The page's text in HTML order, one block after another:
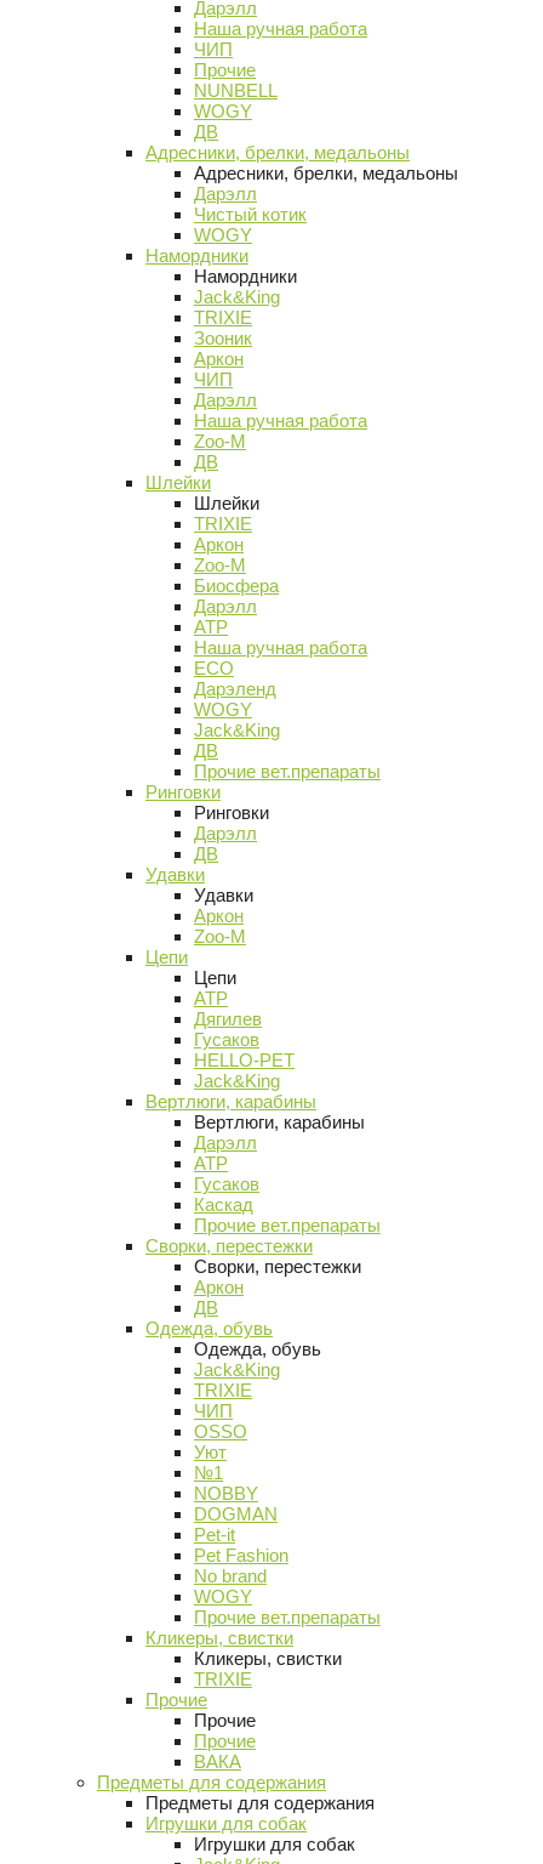
Дарэлл
Наша ручная работа
ЧИП
Прочие
NUNBELL
WOGY
ДВ
Адресники, брелки, медальоны
Адресники, брелки, медальоны
Дарэлл
Чистый котик
WOGY
Намордники
Намордники
Jack&King
TRIXIE
Зооник
Аркон
ЧИП
Дарэлл
Наша ручная работа
Zoo-M
ДВ
Шлейки
Шлейки
TRIXIE
Аркон
Zoo-M
Биосфера
Дарэлл
АТР
Наша ручная работа
ECO
Дарэленд
WOGY
Jack&King
ДВ
Прочие вет.препараты
Ринговки
Ринговки
Дарэлл
ДВ
Удавки
Удавки
Аркон
Zoo-M
Цепи
Цепи
АТР
Дягилев
Гусаков
HELLO-PET
Jack&King
Вертлюги, карабины
Вертлюги, карабины
Дарэлл
АТР
Гусаков
Каскад
Прочие вет.препараты
Сворки, перестежки
Сворки, перестежки
Аркон
ДВ
Одежда, обувь
Одежда, обувь
Jack&King
TRIXIE
ЧИП
OSSO
Уют
№1
NOBBY
DOGMAN
Pet-it
Pet Fashion
No brand
WOGY
Прочие вет.препараты
Кликеры, свистки
Кликеры, свистки
TRIXIE
Прочие
Прочие
Прочие
ВАКА
Предметы для содержания
Предметы для содержания
Игрушки для собак
Игрушки для собак